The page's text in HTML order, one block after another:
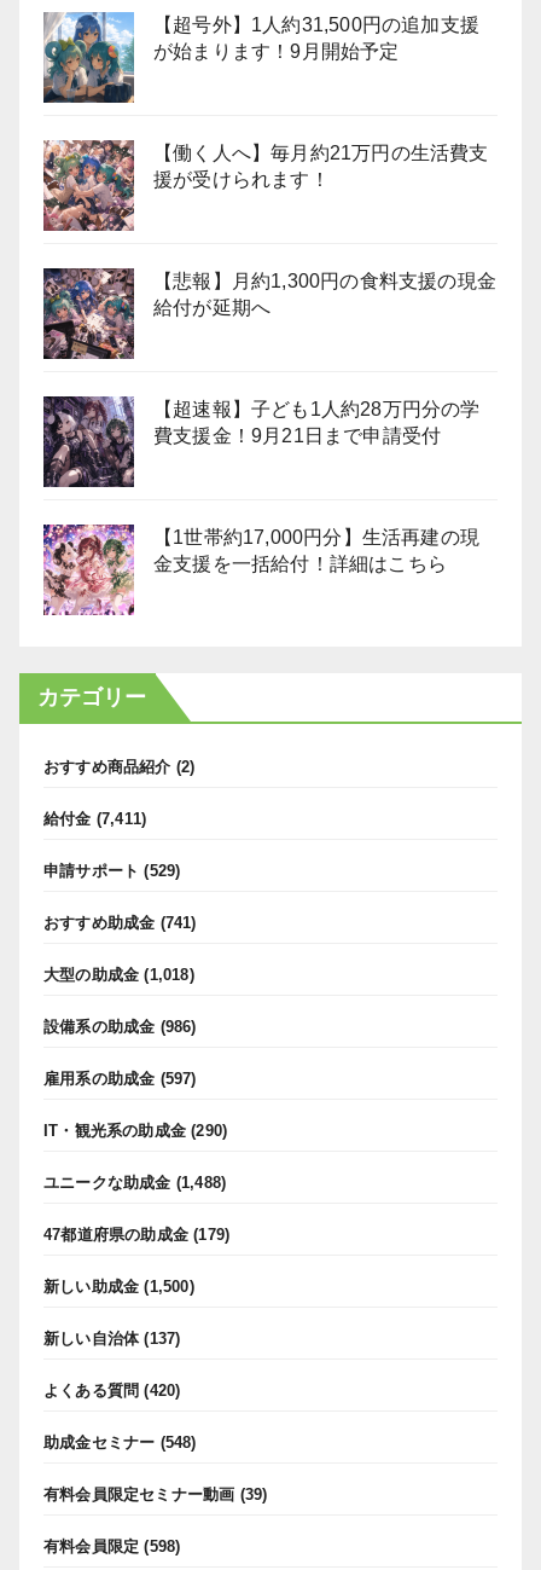
【超号外】1人約31,500円の追加支援
が始まります！9月開始予定
【働く人へ】毎月約21万円の生活費支
援が受けられます！
【悲報】月約1,300円の食料支援の現金
給付が延期へ
【超速報】子ども1人約28万円分の学
費支援金！9月21日まで申請受付
【1世帯約17,000円分】生活再建の現
金支援を一括給付！詳細はこちら
カテゴリー
おすすめ商品紹介 (2)
給付金 (7,411)
申請サポート (529)
おすすめ助成金 (741)
大型の助成金 (1,018)
設備系の助成金 (986)
雇用系の助成金 (597)
IT・観光系の助成金 (290)
ユニークな助成金 (1,488)
47都道府県の助成金 (179)
新しい助成金 (1,500)
新しい自治体(137)
よくある質問 (420)
助成金セミナー (548)
有料会員限定セミナー動画 (39)
有料会員限定 (598)